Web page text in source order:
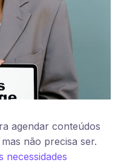
agendar conteúdos
não precisa ser.
necessidades